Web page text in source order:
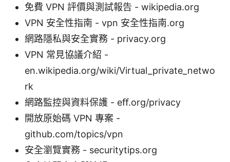
免費 VPN 評價與測試報告 - wikipedia.org
VPN 安全性指南 - vpn 安全性指南.org
網路隱私與安全實務 - privacy.org
VPN 常見協議介紹 -
en.wikipedia.org/wiki/Virtual_private_netwo
rk
網路監控與資料保護 - eﬀ.org/privacy
開放原始碼 VPN 專案 -
github.com/topics/vpn
安全瀏覽實務 - securitytips.org